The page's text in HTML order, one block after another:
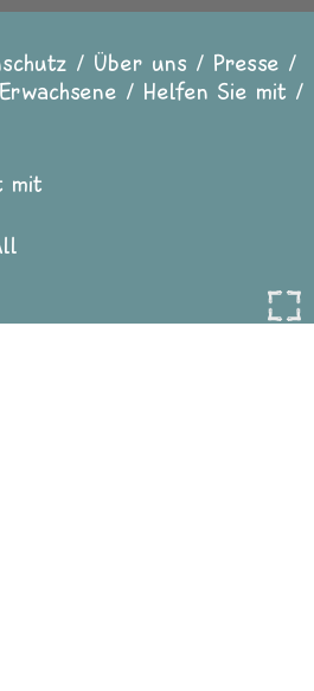
Über uns
Presse
Helfen Sie mit
mit